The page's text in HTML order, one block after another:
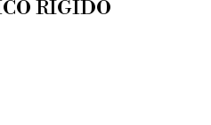
RÍGIDO